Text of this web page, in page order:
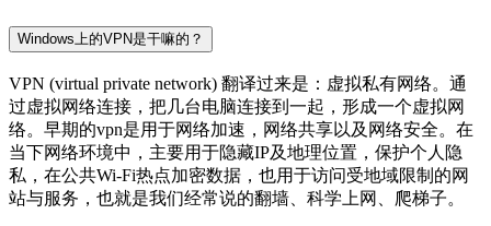
Windows上的VPN是干嘛的？
VPN (virtual private network) 翻译过来是：虚拟私有网络。通
过虚拟网络连接，把几台电脑连接到一起，形成一个虚拟网
络。早期的vpn是用于网络加速，网络共享以及网络安全。在
当下网络环境中，主要用于隐藏IP及地理位置，保护个人隐
私，在公共Wi-Fi热点加密数据，也用于访问受地域限制的网
站与服务，也就是我们经常说的翻墙、科学上网、爬梯子。